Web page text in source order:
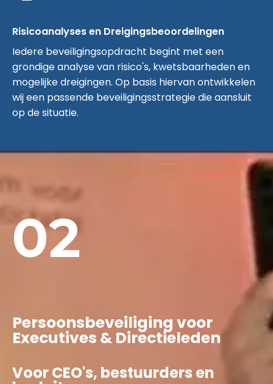
Risicoanalyses en Dreigingsbeoordelingen
Iedere beveiligingsopdracht begint met een
grondige analyse van risico's, kwetsbaarheden en
mogelijke dreigingen. Op basis hiervan ontwikkelen
wij een passende beveiligingsstrategie die aansluit
op de situatie.
Persoonsbeveiliging voor
Executives & Directieleden
Voor CEO's, bestuurders en
02